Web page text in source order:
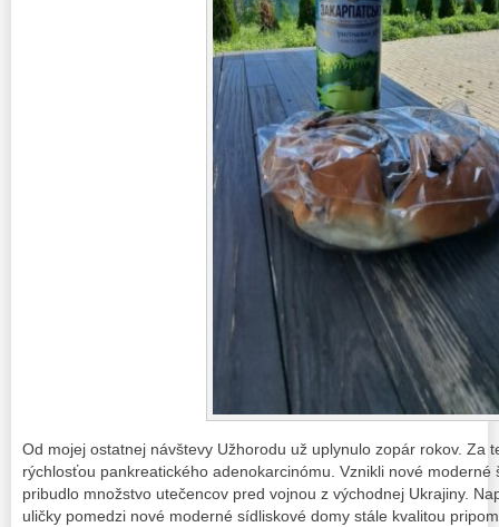
Od mojej ostatnej návštevy Užhorodu už uplynulo zopár rokov. Za
rýchlosťou pankreatického adenokarcinómu. Vznikli nové moderné
pribudlo množstvo utečencov pred vojnou z východnej Ukrajiny.
uličky pomedzi nové moderné sídliskové domy stále kvalitou